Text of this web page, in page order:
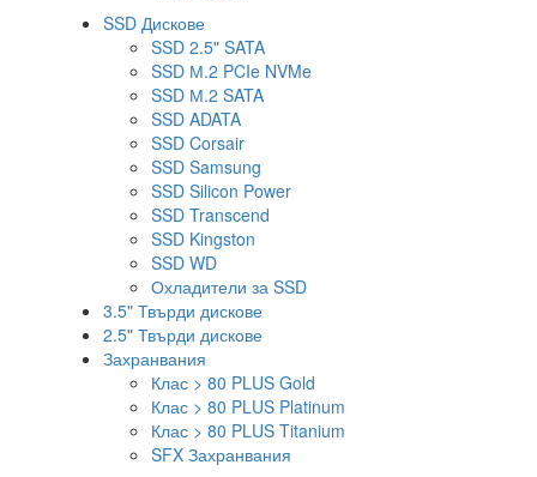
SSD Дискове
SSD 2.5" SATA
SSD М.2 PCIe NVMe
SSD М.2 SATA
SSD ADATA
SSD Corsair
SSD Samsung
SSD Silicon Power
SSD Transcend
SSD Kingston
SSD WD
Охладители за SSD
3.5" Твърди дискове
2.5" Твърди дискове
Захранвания
Клас > 80 PLUS Gold
Клас > 80 PLUS Platinum
Клас > 80 PLUS Titanium
SFX Захранвания